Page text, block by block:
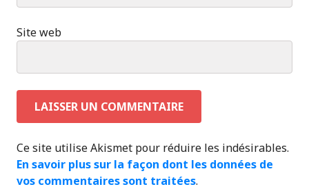
Site web
Ce site utilise Akismet pour réduire les indésirables.
En savoir plus sur la façon dont les données de
vos commentaires sont traitées.